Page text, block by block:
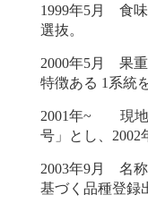
1999年5月 食
選抜。
2000年5月 果
特徴ある 1系統
2001年~ 現地
号」とし、2002
2003年9月 名
基づく品種登録